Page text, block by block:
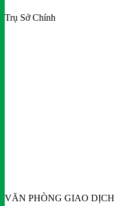
Trụ Sở Chính
VĂN PHÒNG GIAO DỊCH